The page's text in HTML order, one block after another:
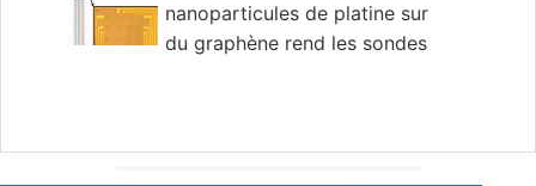
nanoparticules de platine sur
du graphène rend les sondes